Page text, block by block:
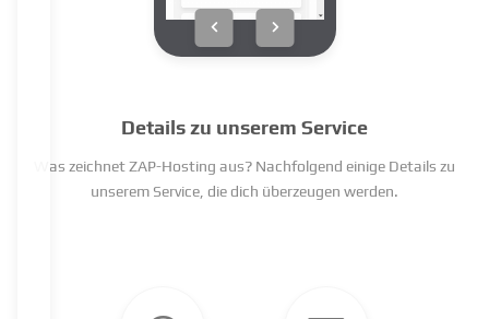
Details zu unserem Service
Was zeichnet ZAP-Hosting aus? Nachfolgend einige Details zu
unserem Service, die dich überzeugen werden.